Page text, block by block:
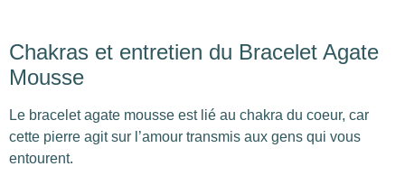
Chakras et entretien du Bracelet Agate
Mousse
Le bracelet agate mousse est lié au chakra du coeur, car
cette pierre agit sur l’amour transmis aux gens qui vous
entourent.